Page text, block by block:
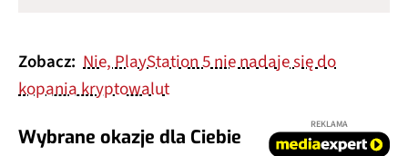
Zobacz: Nie, PlayStation 5 nie nadaje się do
kopania kryptowalut
Wybrane okazje dla Ciebie
REKLAMA